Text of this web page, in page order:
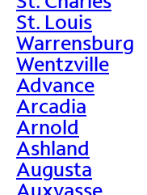
St. Louis
Warrensburg
Wentzville
Advance
Arcadia
Arnold
Ashland
Augusta
Auxvasse